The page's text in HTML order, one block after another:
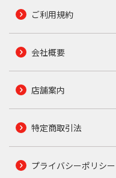
ご利用規約
会社概要
店舗案内
特定商取引法
プライバシーポリシー